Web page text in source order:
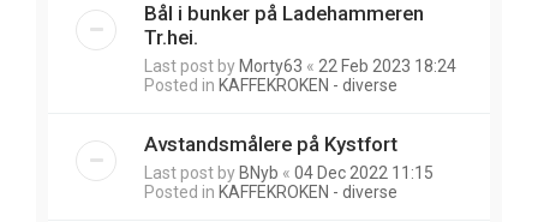
Bål i bunker på Ladehammeren
Tr.hei.
Last post by Morty63 « 22 Feb 2023 18:24
Posted in KAFFEKROKEN - diverse
Avstandsmålere på Kystfort
Last post by BNyb « 04 Dec 2022 11:15
Posted in KAFFEKROKEN - diverse